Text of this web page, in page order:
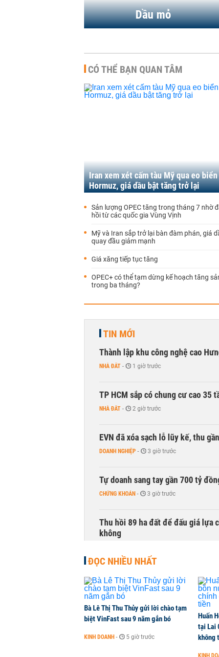
Dầu mỏ
CÓ THỂ BẠN QUAN TÂM
Iran xem xét cấm tàu Mỹ qua eo biển
Hormuz, giá dầu bật tăng trở lại
Sản lượng OPEC tăng trong tháng 7 nhờ
hồi từ các quốc gia Vùng Vịnh
Mỹ và Iran sắp trở lại bàn đàm phán, giá
quay đầu giảm mạnh
Giá xăng tiếp tục tăng
OPEC+ có thể tạm dừng kế hoạch tăng
trong ba tháng?
TIN MỚI
Thành lập khu công nghệ cao
NHÀ ĐẤT - 1 giờ trước
TP HCM sắp có chung cư cao 35
NHÀ ĐẤT - 2 giờ trước
EVN đã xóa sạch lỗ lũy kế, thu
DOANH NGHIỆP - 3 giờ trước
Tự doanh sang tay gần 700 tỷ
CHỨNG KHOÁN - 3 giờ trước
Thu hồi 89 ha đất để đấu giá lựa
không
Dòng tiền ngoại bất ngờ trở lại
CHỨNG KHOÁN 3 giờ trước
Kiến nghị đưa người bán hàng
ĐỌC NHIỀU NHẤT
Bà Lê Thị Thu Thủy gửi lời chào tạm
biệt VinFast sau 9 năm gắn bó
KINH DOANH - 5 giờ trước
Huấn
tại Lai
không
KINH